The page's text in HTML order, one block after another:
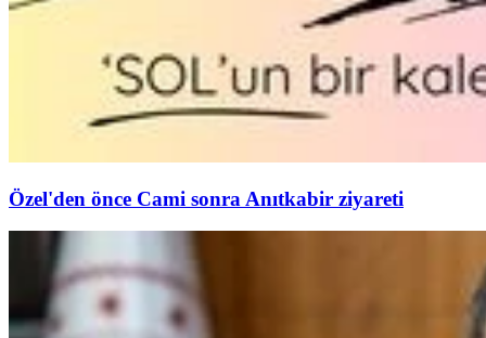
Özel'den önce Cami sonra Anıtkabir ziyareti